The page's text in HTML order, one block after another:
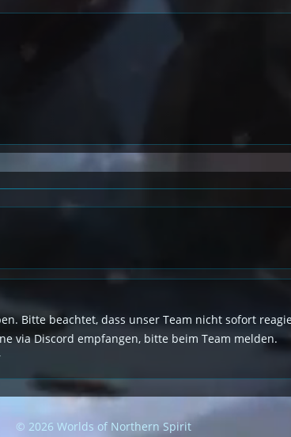
Bitte beachtet, dass unser Team nicht sofort
via Discord empfangen, bitte beim Team melden.
© 2026 Worlds of Northern Spirit